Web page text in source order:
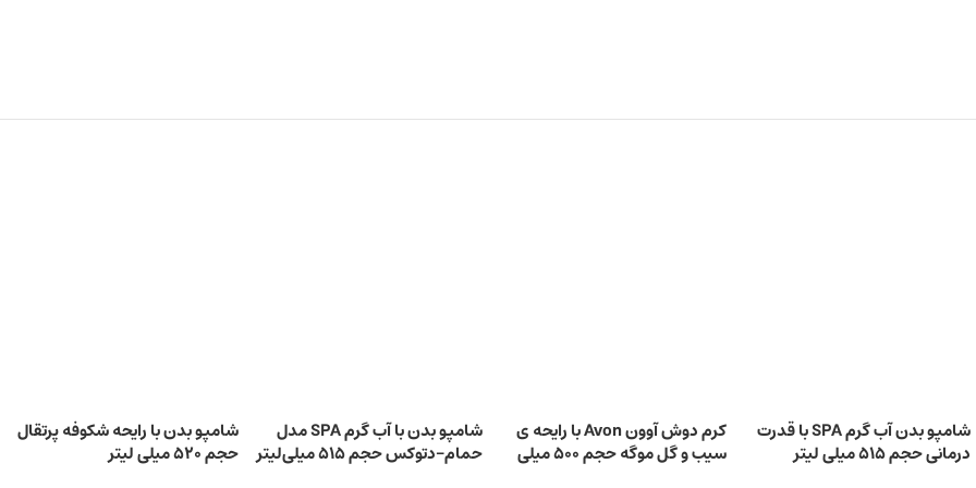
شامپو بدن آب گرم SPA با قدرت
درمانی حجم 515 میلی‌ لیتر
کرم دوش آوون Avon با رایحه ی
سیب و گل موگه حجم 500 میلی
شامپو بدن با آب گرم SPA مدل
حمام-دتوکس حجم 515 میلی‌لیتر
شامپو بدن با رایحه شکوفه پرتقال
حجم 520 میلی‌ لیتر